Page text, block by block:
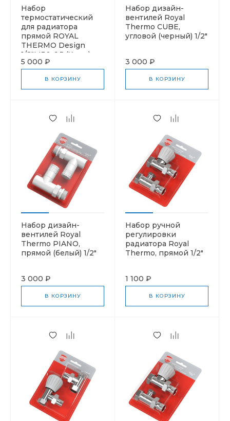
Набор
термостатический
для радиатора
прямой ROYAL
THERMO Design
1/2"М30х1,5 (Хром)
5 000 ₽
В КОРЗИНУ
Набор дизайн-
вентилей Royal
Thermo CUBE,
угловой (черный) 1/2"
3 000 ₽
В КОРЗИНУ
Набор дизайн-
вентилей Royal
Thermo PIANO,
прямой (белый) 1/2"
3 000 ₽
В КОРЗИНУ
Набор ручной
регулировки
радиатора Royal
Thermo, прямой 1/2"
1 100 ₽
В КОРЗИНУ